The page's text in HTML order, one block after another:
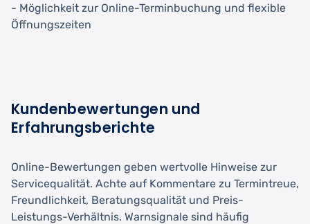
- Möglichkeit zur Online-Terminbuchung und flexible
Öffnungszeiten
Kundenbewertungen und
Erfahrungsberichte
Online-Bewertungen geben wertvolle Hinweise zur
Servicequalität. Achte auf Kommentare zu Termintreue,
Freundlichkeit, Beratungsqualität und Preis-
Leistungs-Verhältnis. Warnsignale sind häufig